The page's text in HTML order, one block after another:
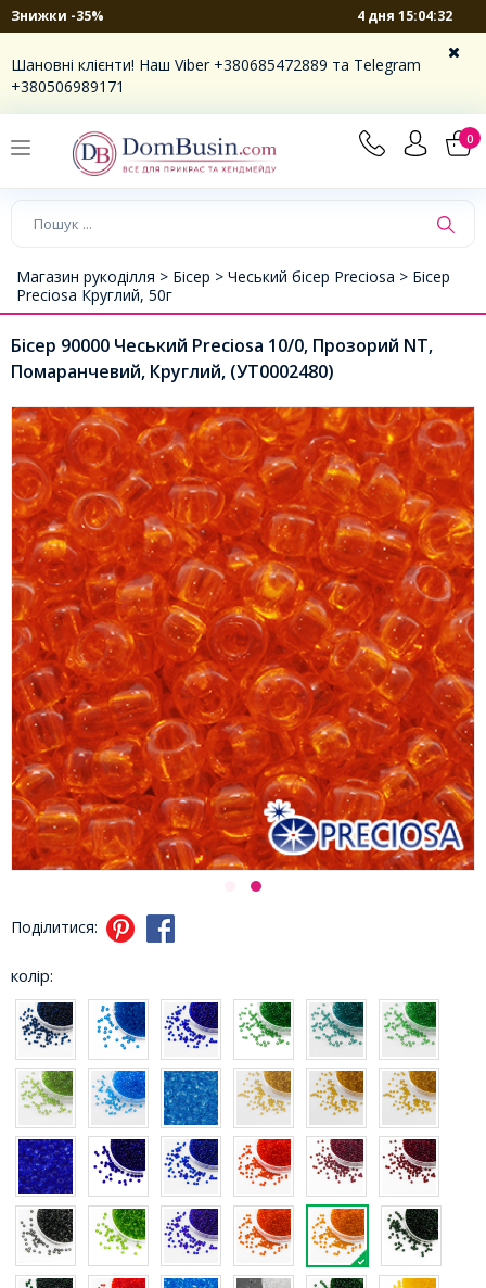
Знижки -35% 4 дня 15:04:32
Шановні клієнти! Наш Viber +380685472889 та Telegram
+380506989171
0
Магазин рукоділля > Бісер > Чеський бісер Preciosa > Бісер
Preciosa Круглий, 50г
Бісер 90000 Чеський Preciosa 10/0, Прозорий NT,
Помаранчевий, Круглий, (УТ0002480)
Поділитися:
колір: